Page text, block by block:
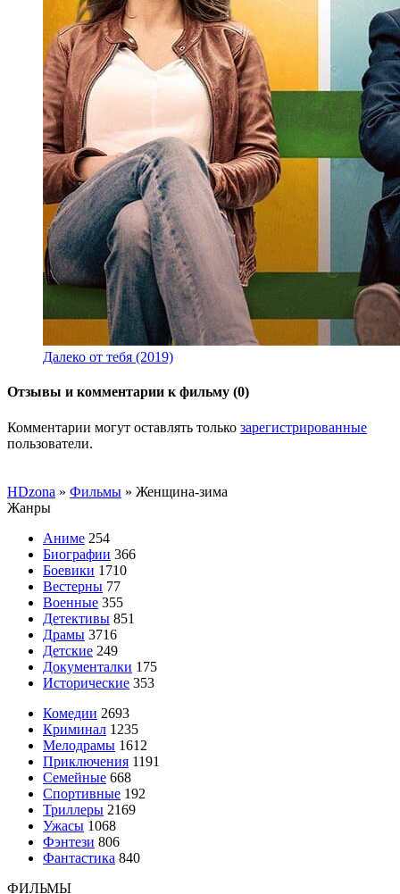
Далеко от тебя (2019)
Отзывы и комментарии к фильму (0)
Комментарии могут оставлять только зарегистрированные
пользователи.
HDzona » Фильмы » Женщина-зима
Жанры
Аниме 254
Биографии 366
Боевики 1710
Вестерны 77
Военные 355
Детективы 851
Драмы 3716
Детские 249
Документалки 175
Исторические 353
Комедии 2693
Криминал 1235
Мелодрамы 1612
Приключения 1191
Семейные 668
Спортивные 192
Триллеры 2169
Ужасы 1068
Фэнтези 806
Фантастика 840
ФИЛЬМЫ